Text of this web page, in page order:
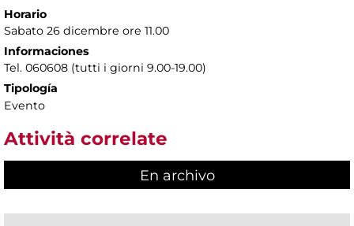
Horario
Sabato 26 dicembre ore 11.00
Informaciones
Tel. 060608 (tutti i giorni 9.00-19.00)
Tipología
Evento
Attività correlate
En archivo